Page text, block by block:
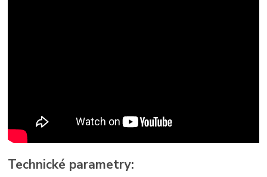
Technické parametry: